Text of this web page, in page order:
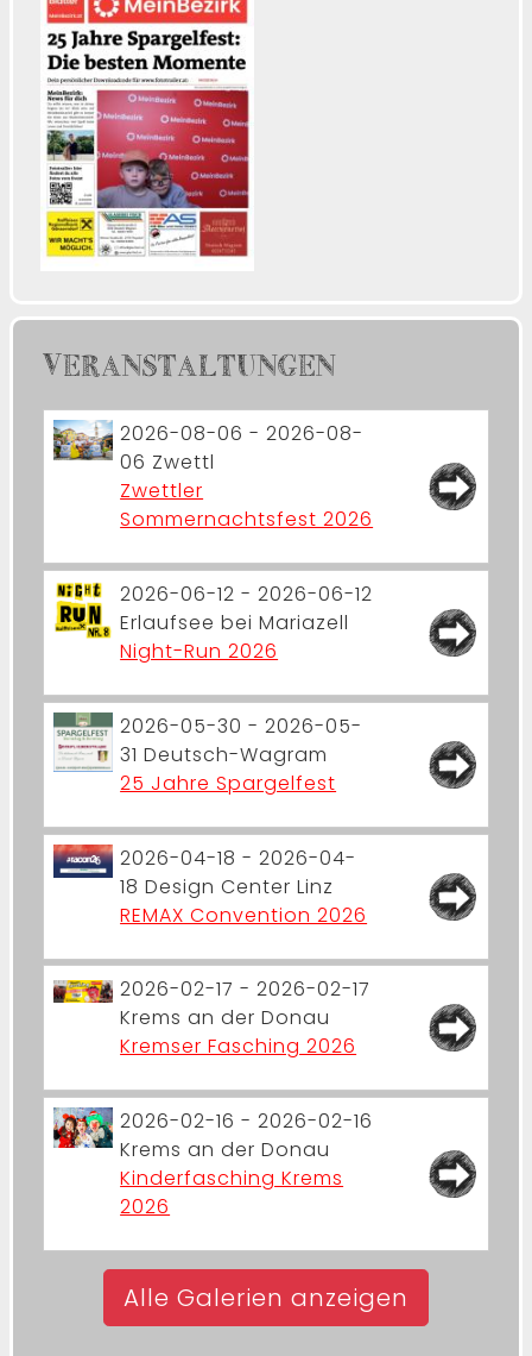
VERANSTALTUNGEN
2026-08-06 - 2026-08-
06 Zwettl
Zwettler
Sommernachtsfest 2026
2026-06-12 - 2026-06-12
Erlaufsee bei Mariazell
Night-Run 2026
2026-05-30 - 2026-05-
31 Deutsch-Wagram
25 Jahre Spargelfest
2026-04-18 - 2026-04-
18 Design Center Linz
REMAX Convention 2026
2026-02-17 - 2026-02-17
Krems an der Donau
Kremser Fasching 2026
2026-02-16 - 2026-02-16
Krems an der Donau
Kinderfasching Krems
2026
Alle Galerien anzeigen